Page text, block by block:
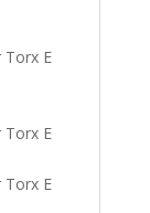
Torx E
Torx E
Torx E